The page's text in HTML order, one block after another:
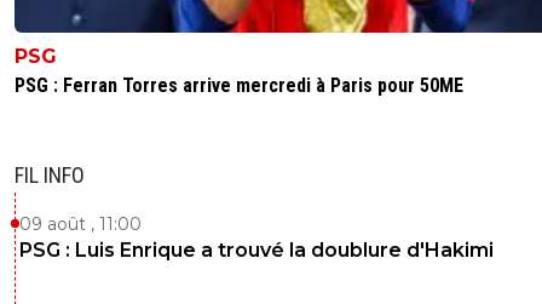
PSG
PSG : Ferran Torres arrive mercredi à Paris pour 50ME
FIL INFO
09 août , 11:00
PSG : Luis Enrique a trouvé la doublure d'Hakimi